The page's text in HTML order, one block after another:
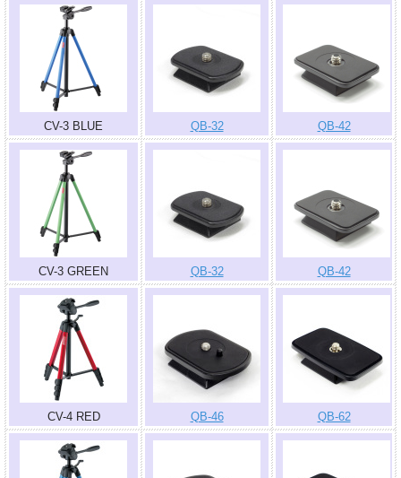
CV-3 BLUE QB-32 QB-42
CV-3 GREEN QB-32 QB-42
CV-4 RED QB-46 QB-62